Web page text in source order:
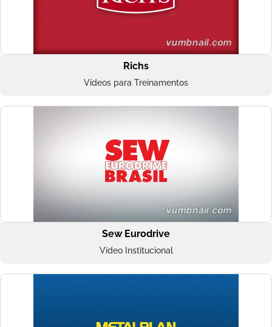
Richs
Vídeos para Treinamentos
Sew Eurodrive
Vídeo Institucional